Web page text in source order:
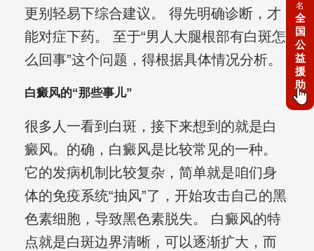
更别轻易下综合建议。 得先明确诊断，才
能对症下药。 至于“男人大腿根部有白斑怎
么回事”这个问题，得根据具体情况分析。
白癜风的“那些事儿”
很多人一看到白斑，接下来想到的就是白
癜风。的确，白癜风是比较常见的一种。
它的发病机制比较复杂，简单就是咱们身
体的免疫系统“抽风”了，开始攻击自己的黑
色素细胞，导致黑色素脱失。 白癜风的特
点就是白斑边界清晰，可以逐渐扩大，而
名
全
国
公
益
援
助